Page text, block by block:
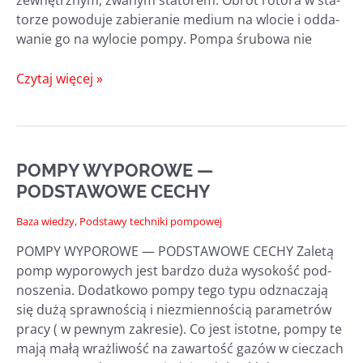
to­rze powo­du­je zabie­ra­nie medium na wlo­cie i odda­
wa­nie go na wylo­cie pom­py. Pom­pa śru­bo­wa nie
POMPY
Czytaj więcej »
POMPY WYPOROWE —
PODSTAWOWE CECHY
Baza wiedzy, Podstawy techniki pompowej
POMPY WYPOROWE — PODSTAWOWE CECHY Zale­tą
pomp wypo­ro­wych jest bar­dzo duża wyso­kość pod­
no­sze­nia. Dodat­ko­wo pom­py tego typu odzna­cza­ją
się dużą spraw­no­ścią i nie­zmien­no­ścią para­me­trów
pra­cy ( w pew­nym zakre­sie). Co jest istot­ne, pom­py te
mają małą wraż­li­wość na zawar­tość gazów w cie­czach